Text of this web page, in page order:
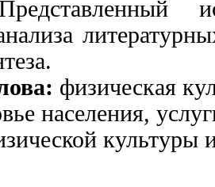
физическая
населения,
культуры